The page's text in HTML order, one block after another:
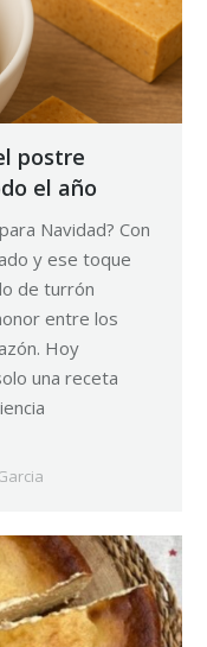
postre
el año
Navidad? Con
y ese toque
de turrón
entre los
Hoy
una receta